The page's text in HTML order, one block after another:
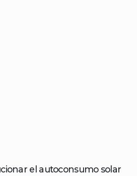
el autoconsumo solar